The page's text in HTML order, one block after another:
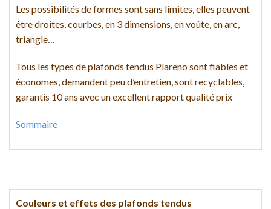
Les possibilités de formes sont sans limites, elles peuvent
être droites, courbes, en 3 dimensions, en voûte, en arc,
triangle…
Tous les types de plafonds tendus Plareno sont fiables et
économes, demandent peu d’entretien, sont recyclables,
garantis 10 ans avec un excellent rapport qualité prix
Sommaire
Couleurs et effets des plafonds tendus